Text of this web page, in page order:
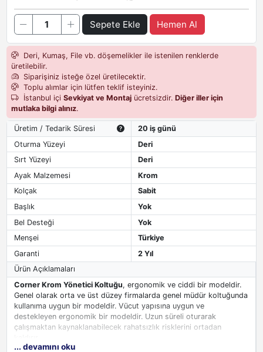
Sepete Ekle Hemen Al
Deri, Kumaş, File vb. döşemelikler ile istenilen renklerde
üretilebilir.
Siparişiniz isteğe özel üretilecektir.
Toplu alımlar için lütfen teklif isteyiniz.
İstanbul içi Sevkiyat ve Montajücretsizdir. Diğer iller için
mutlaka bilgi alınız.
Üretim / Tedarik Süresi
20 iş günü
Oturma Yüzeyi
Deri
Sırt Yüzeyi
Deri
Ayak Malzemesi
Krom
Kolçak
Sabit
Başlık
Yok
Bel Desteği
Yok
Menşei
Türkiye
Garanti
2 Yıl
Ürün Açıklamaları
Corner Krom Yönetici Koltuğu, ergonomik ve ciddi bir modeldir.
Genel olarak orta ve üst düzey firmalarda genel müdür koltuğunda
kullanıma uygun bir modeldir. Vücut yapısına uygun ve
destekleyen ergonomik bir modeldir. Uzun süreli oturarak
çalışmaktan kaynaklanabilecek rahatsızlık risklerini ortadan
... devamını oku